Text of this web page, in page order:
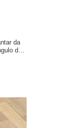
da
da